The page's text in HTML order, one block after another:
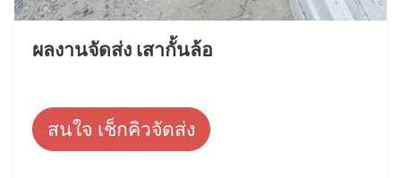
ผลงานจัดส่ง เสากั้นล้อ
สนใจ เช็กคิวจัดส่ง